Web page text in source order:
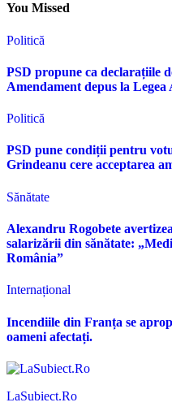
You Missed
Politică
PSD propune ca declarațiile
Amendament depus la Legea
Politică
PSD pune condiții pentru
Grindeanu cere acceptarea
Sănătate
Alexandru Rogobete
salarizării din sănătate:
România”
Internațional
Incendiile din Franța se
oameni afectați.
LaSubiect.Ro